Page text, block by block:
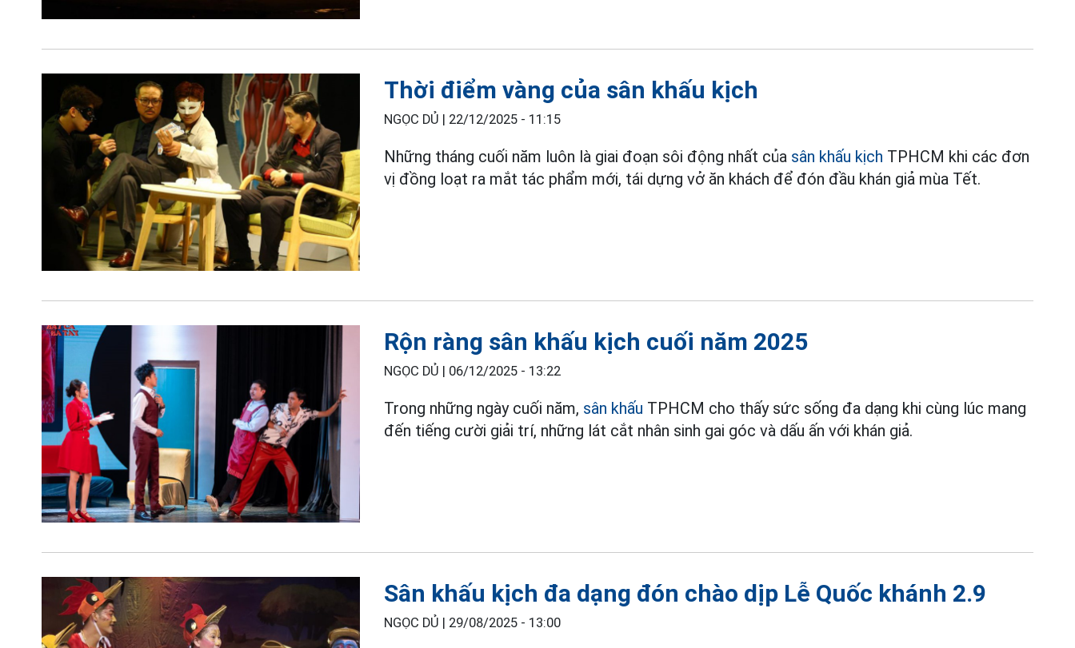
Thời điểm vàng của sân khấu kịch
NGỌC DỦ | 22/12/2025 - 11:15
Những tháng cuối năm luôn là giai đoạn sôi động nhất của sân khấu kịch TPHCM khi các đơn
vị đồng loạt ra mắt tác phẩm mới, tái dựng vở ăn khách để đón đầu khán giả mùa Tết.
Rộn ràng sân khấu kịch cuối năm 2025
NGỌC DỦ | 06/12/2025 - 13:22
Trong những ngày cuối năm, sân khấu TPHCM cho thấy sức sống đa dạng khi cùng lúc mang
đến tiếng cười giải trí, những lát cắt nhân sinh gai góc và dấu ấn với khán giả.
Sân khấu kịch đa dạng đón chào dịp Lễ Quốc khánh 2.9
NGỌC DỦ | 29/08/2025 - 13:00